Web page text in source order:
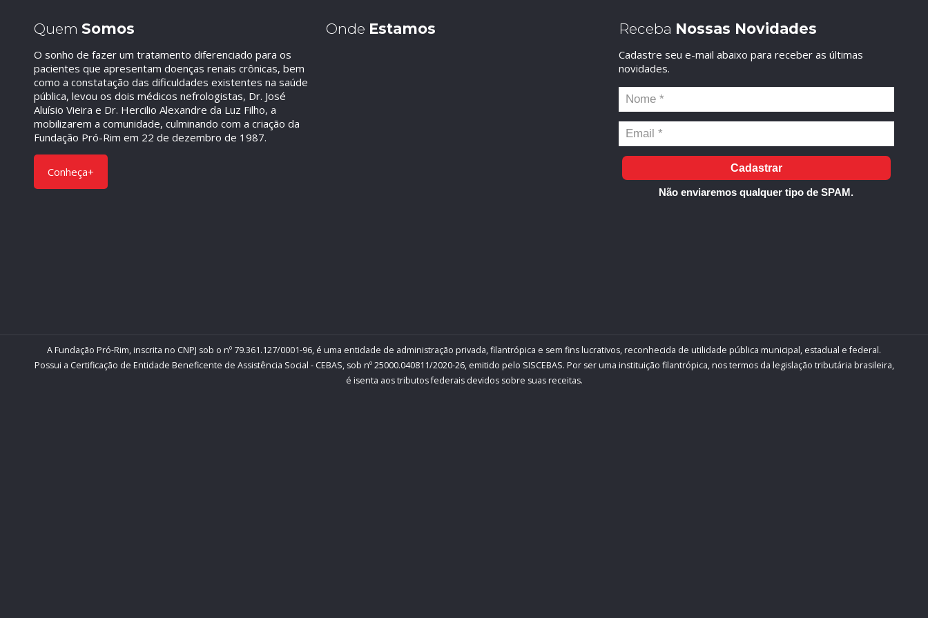
Quem Somos
O sonho de fazer um tratamento diferenciado para os
pacientes que apresentam doenças renais crônicas, bem
como a constatação das dificuldades existentes na saúde
pública, levou os dois médicos nefrologistas, Dr. José
Aluísio Vieira e Dr. Hercilio Alexandre da Luz Filho, a
mobilizarem a comunidade, culminando com a criação da
Fundação Pró-Rim em 22 de dezembro de 1987.
Conheça+
Onde Estamos Receba Nossas Novidades
Cadastre seu e-mail abaixo para receber as últimas
novidades.
Cadastrar
Não enviaremos qualquer tipo de SPAM.
A Fundação Pró-Rim, inscrita no CNPJ sob o nº 79.361.127/0001-96, é uma entidade de administração privada, filantrópica e sem fins lucrativos, reconhecida de utilidade pública municipal, estadual e federal.
Possui a Certificação de Entidade Beneficente de Assistência Social - CEBAS, sob nº 25000.040811/2020-26, emitido pelo SISCEBAS. Por ser uma instituição filantrópica, nos termos da legislação tributária brasileira,
é isenta aos tributos federais devidos sobre suas receitas.